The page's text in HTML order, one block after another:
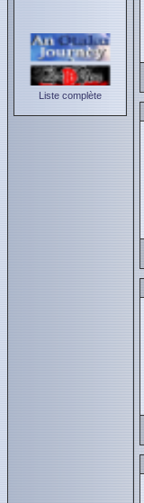
Liste complète